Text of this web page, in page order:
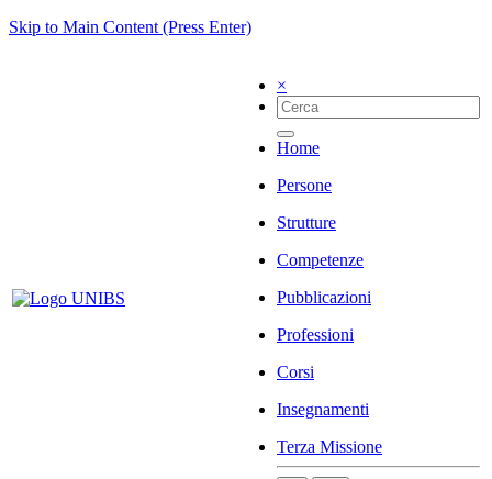
Skip to Main Content (Press Enter)
×
Home
Persone
Strutture
Competenze
Pubblicazioni
Professioni
Corsi
Insegnamenti
Terza Missione